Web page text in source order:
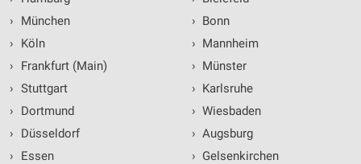
›
München
›
Köln
›
Frankfurt (Main)
› Stuttgart
›
Dortmund
›
Düsseldorf
›
Essen
› Bonn
› Mannheim
› Münster
› Karlsruhe
› Wiesbaden
› Augsburg
› Gelsenkirchen